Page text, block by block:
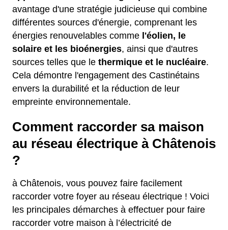
avantage d'une stratégie judicieuse qui combine
différentes sources d'énergie, comprenant les
énergies renouvelables comme l'éolien, le
solaire et les bioénergies, ainsi que d'autres
sources telles que le thermique et le nucléaire.
Cela démontre l'engagement des Castinétains
envers la durabilité et la réduction de leur
empreinte environnementale.
Comment raccorder sa maison
au réseau électrique à Châtenois
?
à Châtenois, vous pouvez faire facilement
raccorder votre foyer au réseau électrique ! Voici
les principales démarches à effectuer pour faire
raccorder votre maison à l’électricité de